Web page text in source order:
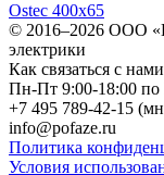
Ostec 400х65
© 2016–2026 ООО
электрики
Как связаться с нами
Пн-Пт 9:00-18:00 по
+7 495 789-42-15
info@pofaze.ru
Политика
Условия